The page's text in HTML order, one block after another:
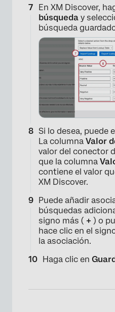
En XM Discover,
búsqueda y
búsqueda
Si lo desea, puede
La columna Valor
valor del conector
que la columna
contiene el valor
XM Discover.
Puede añadir
búsquedas
signo más ( + ) o
hace clic en el
la asociación.
Haga clic en